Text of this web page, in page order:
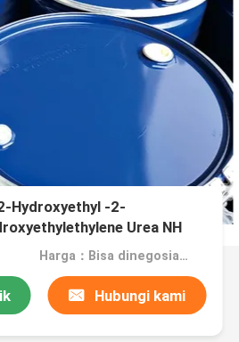
Hydroxyethyl -2-
Urea NH
2-One
Harga：Bisa dinegosiasikan
Hubungi kami